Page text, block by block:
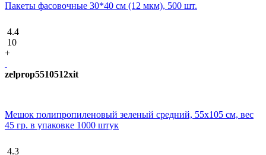
Пакеты фасовочные 30*40 см (12 мкм), 500 шт.
4.4
10
+
zelprop5510512xit
Мешок полипропиленовый зеленый средний, 55х105 см, вес
45 гр. в упаковке 1000 штук
4.3